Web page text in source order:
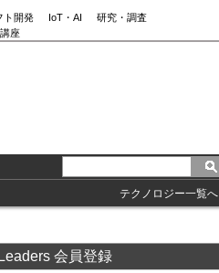
ト開発 IoT・AI
研究・調査
座
テクノロジー一覧へ
会員登録